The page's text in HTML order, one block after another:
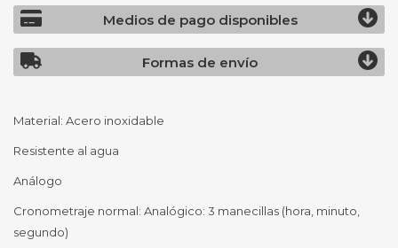
Medios de pago disponibles
Formas de envío
Material: Acero inoxidable
Resistente al agua
Análogo
Cronometraje normal: Analógico: 3 manecillas (hora, minuto,
segundo)